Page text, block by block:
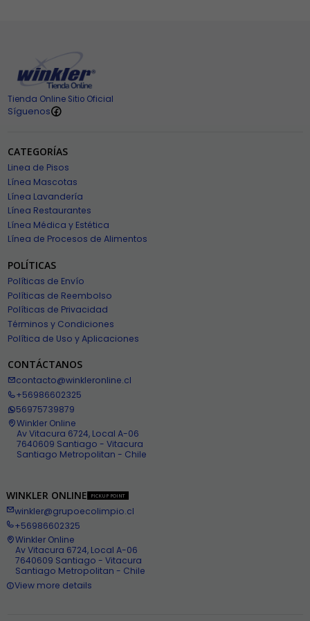
Tienda Online Sitio Oficial
Síguenos
CATEGORÍAS
Linea de Pisos
Línea Mascotas
Línea Lavandería
Línea Restaurantes
Línea Médica y Estética
Línea de Procesos de Alimentos
POLÍTICAS
Políticas de Envío
Políticas de Reembolso
Políticas de Privacidad
Términos y Condiciones
Política de Uso y Aplicaciones
CONTÁCTANOS
contacto@winkleronline.cl
+56986602325
56975739879
Winkler Online
Av Vitacura 6724, Local A-06
7640609 Santiago - Vitacura
Santiago Metropolitan - Chile
WINKLER ONLINE PICKUP POINT
winkler@grupoecolimpio.cl
+56986602325
Winkler Online
Av Vitacura 6724, Local A-06
7640609 Santiago - Vitacura
Santiago Metropolitan - Chile
View more details